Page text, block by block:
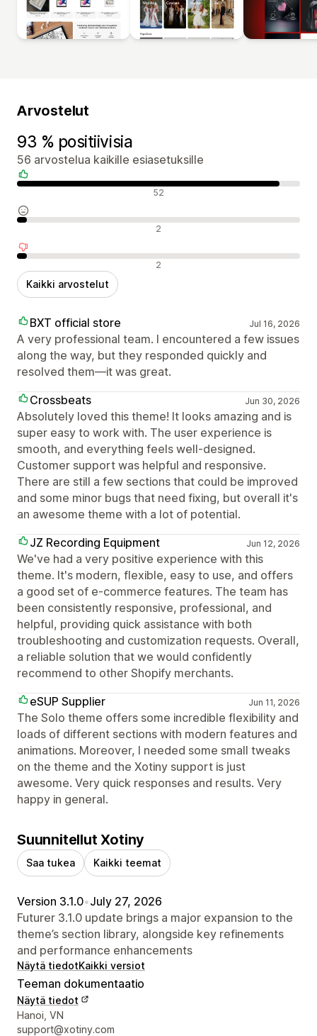
Arvostelut
93 % positiivisia
56 arvostelua kaikille esiasetuksille
Positiiviset arvostelut 52
Neutraalit arvostelut 2
Negatiiviset arvostelut 2
Kaikki arvostelut
BXT official store Jul 16, 2026
A very professional team. I encountered a few issues
along the way, but they responded quickly and
resolved them—it was great.
Crossbeats
Jun 30, 2026
Absolutely loved this theme! It looks amazing and is
super easy to work with. The user experience is
smooth, and everything feels well-designed.
Customer support was helpful and responsive.
There are still a few sections that could be improved
and some minor bugs that need fixing, but overall it's
an awesome theme with a lot of potential.
JZ Recording Equipment
Jun 12, 2026
We've had a very positive experience with this
theme. It's modern, flexible, easy to use, and offers
a good set of e-commerce features. The team has
been consistently responsive, professional, and
helpful, providing quick assistance with both
troubleshooting and customization requests. Overall,
a reliable solution that we would confidently
recommend to other Shopify merchants.
eSUP Supplier
Jun 11, 2026
The Solo theme offers some incredible flexibility and
loads of different sections with modern features and
animations. Moreover, I needed some small tweaks
on the theme and the Xotiny support is just
awesome. Very quick responses and results. Very
happy in general.
Suunnitellut Xotiny
Saa tukea Kaikki teemat
Version 3.1.0•July 27, 2026
Futurer 3.1.0 update brings a major expansion to the
theme’s section library, alongside key refinements
and performance enhancements
Näytä tiedotKaikki versiot
Teeman dokumentaatio
Näytä tiedot
Suunnittelijan yhteystiedot
Hanoi, VN
support@xotiny.com